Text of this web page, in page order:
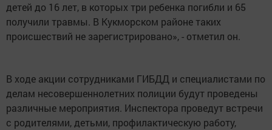
детей до 16 лет, в которых три ребенка погибли и 65
получили травмы. В Кукморском районе таких
происшествий не зарегистрировано», - отметил он.
В ходе акции сотрудниками ГИБДД и специалистами по
делам несовершеннолетних полиции будут проведены
различные мероприятия. Инспектора проведут встречи
с родителями, детьми, профилактическую работу,